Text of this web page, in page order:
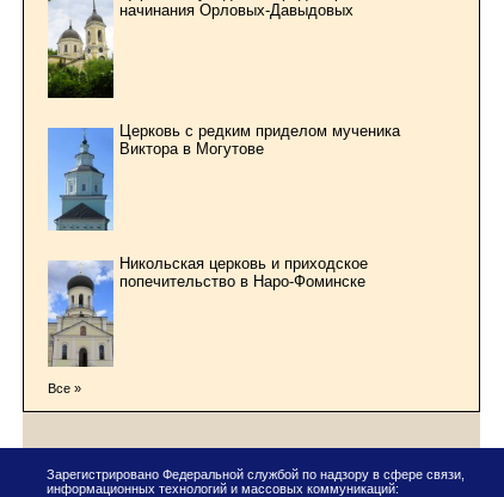
начинания Орловых-Давыдовых
Церковь с редким приделом мученика
Виктора в Могутове
Никольская церковь и приходское
попечительство в Наро-Фоминске
Все »
Зарегистрировано Федеральной службой по надзору в сфере связи,
информационных технологий и массовых коммуникаций: